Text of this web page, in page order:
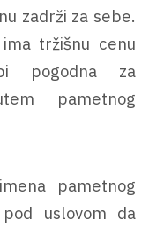
zadrži za sebe.
tržišnu cenu
pogodna za
pametnog
pametnog
uslovom da